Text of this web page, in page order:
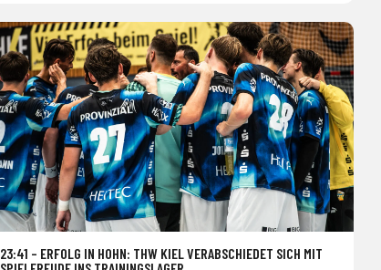
23:41 – ERFOLG IN HOHN: THW KIEL VERABSCHIEDET SICH MIT